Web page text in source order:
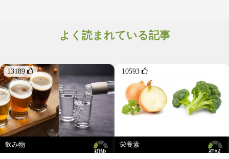
よく読まれている記事
13189 
初級
飲み物
10593 
初級
栄養素